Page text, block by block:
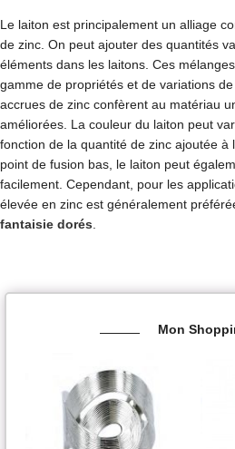
Le laiton est principalement un alliage
de zinc. On peut ajouter des quantités
éléments dans les laitons. Ces
gamme de propriétés et de variations
accrues de zinc confèrent au matériau
améliorées. La couleur du laiton peut
fonction de la quantité de zinc ajoutée à
point de fusion bas, le laiton peut
facilement. Cependant, pour les
élevée en zinc est généralement
fantaisie dorés
Mon